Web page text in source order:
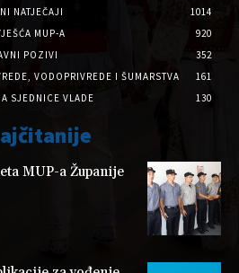
NATJEČAJI
1014
MUP-A
920
POZIVI
352
VODOPRIVREDE I ŠUMARSTVA
161
SJEDNICE VLADE
130
MUP-a Županije